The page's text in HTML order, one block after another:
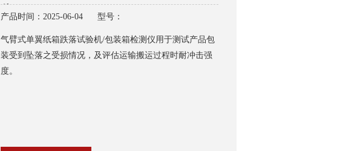
仪
产品时间：2025-06-04 型号：
气臂式单翼纸箱跌落试验机/包装箱检测仪用于测试产品包
装受到坠落之受损情况，及评估运输搬运过程时耐冲击强
度。